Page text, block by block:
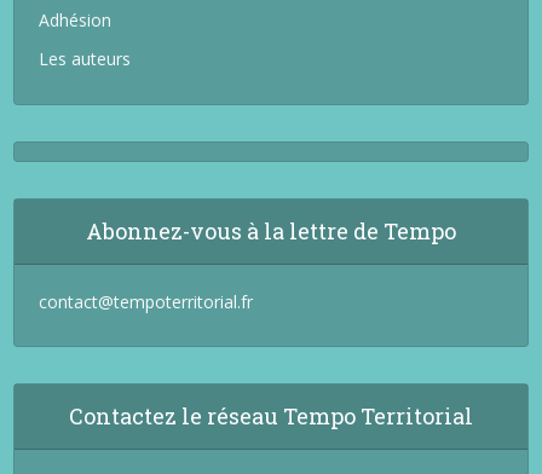
Adhésion
Les auteurs
Abonnez-vous à la lettre de Tempo
contact@tempoterritorial.fr
Contactez le réseau Tempo Territorial